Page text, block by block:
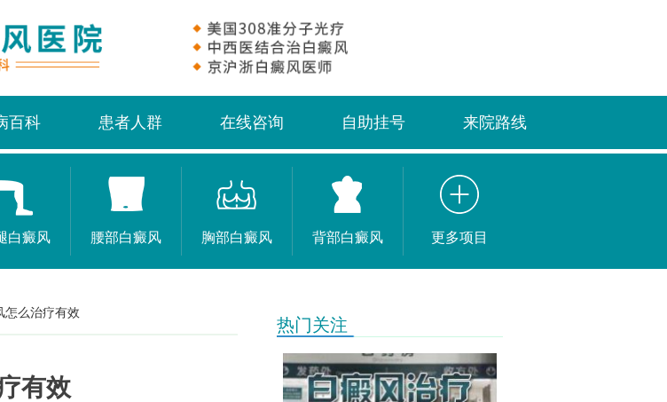
百科 患者人群 在线咨询 自助挂号 来院路线
白癜风 腰部白癜风 胸部白癜风 背部白癜风 更多项目
怎么治疗有效
有效
热门关注